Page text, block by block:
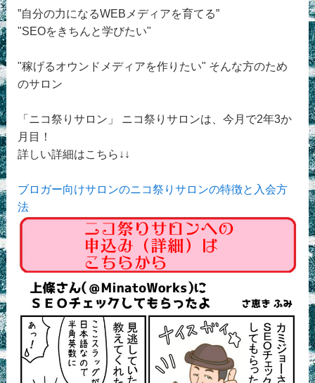
”自分の力になるWEBメディアを育てる”
"SEOをきちんと学びたい"
"稼げるオウンドメディアを作りたい" そんな方のため
のサロン
「ニコ祭りサロン」 ニコ祭りサロンは、今月で2年3か
月目！
詳しい詳細はこちら↓↓
ブロガー向けサロンのニコ祭りサロンの特徴と入会方
法